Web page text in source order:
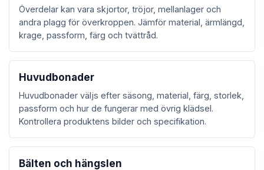
Överdelar kan vara skjortor, tröjor, mellanlager och
andra plagg för överkroppen. Jämför material, ärmlängd,
krage, passform, färg och tvättråd.
Huvudbonader
Huvudbonader väljs efter säsong, material, färg, storlek,
passform och hur de fungerar med övrig klädsel.
Kontrollera produktens bilder och specifikation.
Bälten och hängslen